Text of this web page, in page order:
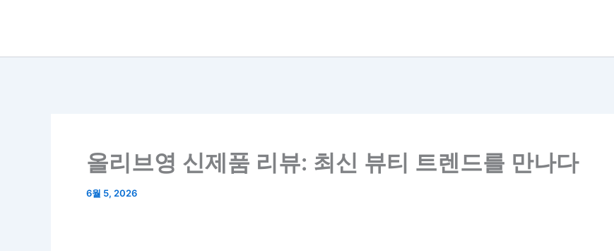
츠
올리브영 신제품 리뷰: 최신 뷰티 트렌드를 만나다
6월 5, 2026